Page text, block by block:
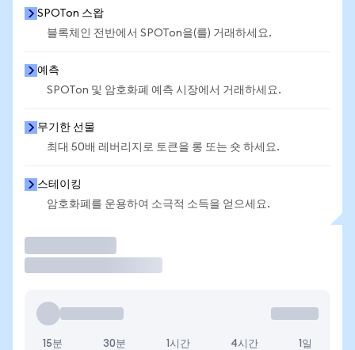
SPOTon 스왑
블록체인 전반에서 SPOTon을(를) 거래하세요.
예측
SPOTon 및 암호화폐 예측 시장에서 거래하세요.
무기한 선물
최대 50배 레버리지로 토큰을 롱 또는 숏 하세요.
스테이킹
암호화폐를 운용하여 소극적 소득을 얻으세요.
15분 30분 1시간 4시간 1일